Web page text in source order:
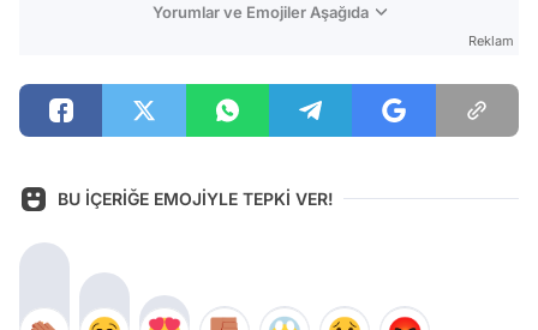
Yorumlar ve Emojiler Aşağıda
Reklam
BU İÇERİĞE EMOJİYLE TEPKİ VER!